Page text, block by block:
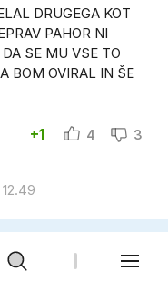
DRUGEGA KOT
PAHOR NI
SE MU VSE TO
BOM OVIRAL IN ŠE
+1 4 3
12.49
+0 5